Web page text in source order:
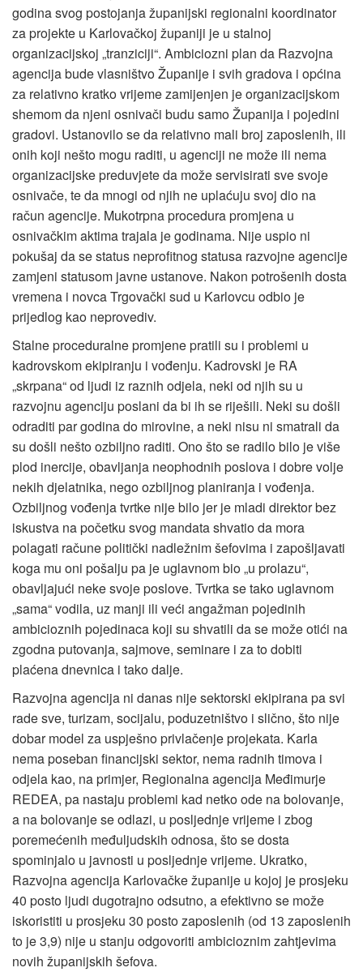
godina svog postojanja županijski regionalni koordinator
za projekte u Karlovačkoj županiji je u stalnoj
organizacijskoj „tranziciji“. Ambiciozni plan da Razvojna
agencija bude vlasništvo Županije i svih gradova i općina
za relativno kratko vrijeme zamijenjen je organizacijskom
shemom da njeni osnivači budu samo Županija i pojedini
gradovi. Ustanovilo se da relativno mali broj zaposlenih, ili
onih koji nešto mogu raditi, u agenciji ne može ili nema
organizacijske preduvjete da može servisirati sve svoje
osnivače, te da mnogi od njih ne uplaćuju svoj dio na
račun agencije. Mukotrpna procedura promjena u
osnivačkim aktima trajala je godinama. Nije uspio ni
pokušaj da se status neprofitnog statusa razvojne agencije
zamjeni statusom javne ustanove. Nakon potrošenih dosta
vremena i novca Trgovački sud u Karlovcu odbio je
prijedlog kao neprovediv.
Stalne proceduralne promjene pratili su i problemi u
kadrovskom ekipiranju i vođenju. Kadrovski je RA
„skrpana“ od ljudi iz raznih odjela, neki od njih su u
razvojnu agenciju poslani da bi ih se riješili. Neki su došli
odraditi par godina do mirovine, a neki nisu ni smatrali da
su došli nešto ozbiljno raditi. Ono što se radilo bilo je više
plod inercije, obavljanja neophodnih poslova i dobre volje
nekih djelatnika, nego ozbiljnog planiranja i vođenja.
Ozbiljnog vođenja tvrtke nije bilo jer je mladi direktor bez
iskustva na početku svog mandata shvatio da mora
polagati račune politički nadležnim šefovima i zapošljavati
koga mu oni pošalju pa je uglavnom bio „u prolazu“,
obavljajući neke svoje poslove. Tvrtka se tako uglavnom
„sama“ vodila, uz manji ili veći angažman pojedinih
ambicioznih pojedinaca koji su shvatili da se može otići na
zgodna putovanja, sajmove, seminare i za to dobiti
plaćena dnevnica i tako dalje.
Razvojna agencija ni danas nije sektorski ekipirana pa svi
rade sve, turizam, socijalu, poduzetništvo i slično, što nije
dobar model za uspješno privlačenje projekata. Karla
nema poseban financijski sektor, nema radnih timova i
odjela kao, na primjer, Regionalna agencija Međimurje
REDEA, pa nastaju problemi kad netko ode na bolovanje,
a na bolovanje se odlazi, u posljednje vrijeme i zbog
poremećenih međuljudskih odnosa, što se dosta
spominjalo u javnosti u posljednje vrijeme. Ukratko,
Razvojna agencija Karlovačke županije u kojoj je prosjeku
40 posto ljudi dugotrajno odsutno, a efektivno se može
iskoristiti u prosjeku 30 posto zaposlenih (od 13 zaposlenih
to je 3,9) nije u stanju odgovoriti ambicioznim zahtjevima
novih županijskih šefova.